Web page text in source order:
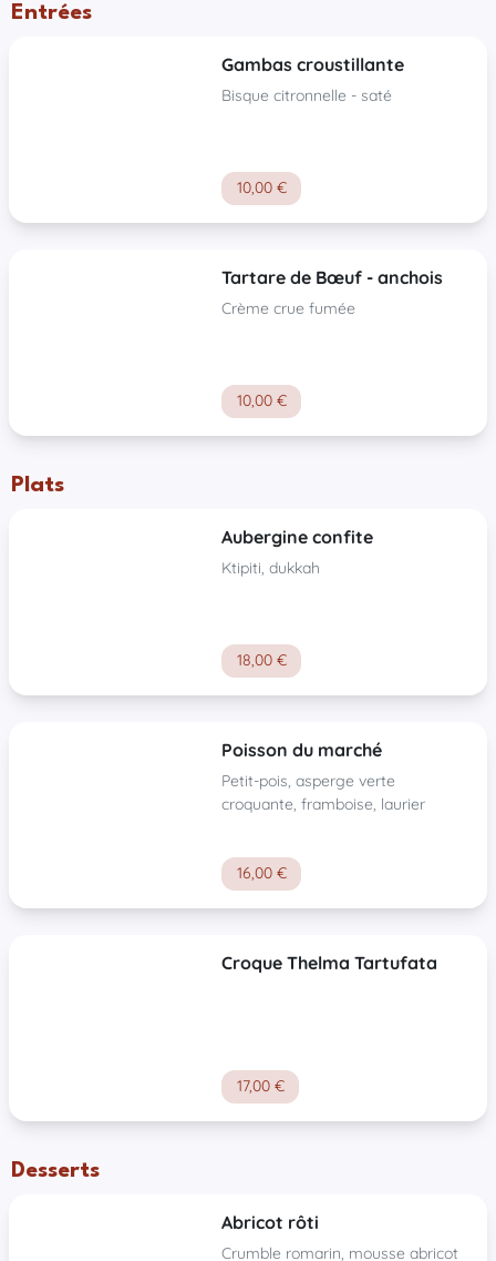
Entrées
Gambas croustillante
Bisque citronnelle - saté
10,00 €
Tartare de Bœuf - anchois
Crème crue fumée
10,00 €
Plats
Aubergine confite
Ktipiti, dukkah
18,00 €
Poisson du marché
Petit-pois, asperge verte
croquante, framboise, laurier
16,00 €
Croque Thelma Tartufata
17,00 €
Desserts
Abricot rôti
Crumble romarin, mousse abricot